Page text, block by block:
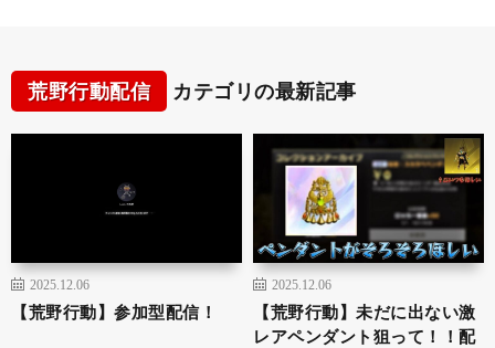
荒野行動配信 カテゴリの最新記事
2025.12.06
【荒野行動】参加型配信！
2025.12.06
【荒野行動】未だに出ない激
レアペンダント狙って！！配